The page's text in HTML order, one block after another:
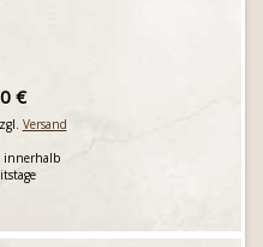
€
Versand
innerhalb